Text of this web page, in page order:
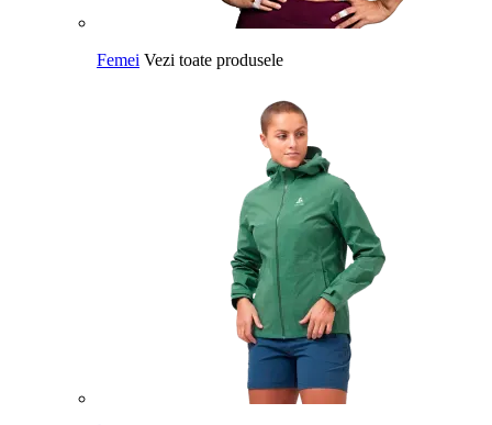
Femei Vezi toate produsele